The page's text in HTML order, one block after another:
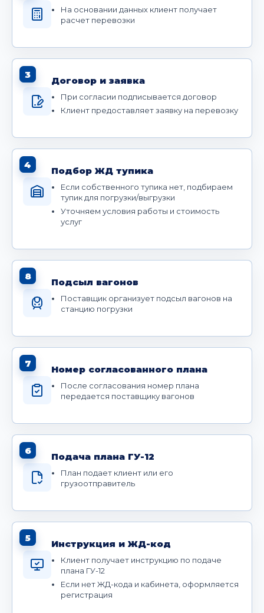
На основании данных клиент получает
расчет перевозки
3
Договор и заявка
При согласии подписывается договор
Клиент предоставляет заявку на перевозку
4
Подбор ЖД тупика
Если собственного тупика нет, подбираем
тупик для погрузки/выгрузки
Уточняем условия работы и стоимость
услуг
8
Подсыл вагонов
Поставщик организует подсыл вагонов на
станцию погрузки
7
Номер согласованного плана
После согласования номер плана
передается поставщику вагонов
6
Подача плана ГУ-12
План подает клиент или его
грузоотправитель
5
Инструкция и ЖД-код
Клиент получает инструкцию по подаче
плана ГУ-12
Если нет ЖД-кода и кабинета, оформляется
регистрация